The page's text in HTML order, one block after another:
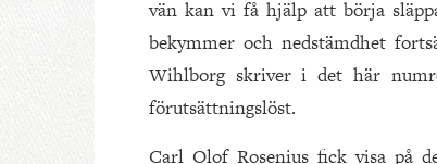
vän kan vi få hjälp att börja
bekymmer och nedstämdhet
Wihlborg skriver i det här
förutsättningslöst.
Carl Olof Rosenius fick visa på